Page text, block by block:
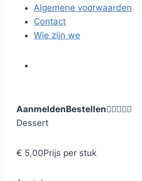
Algemene voorwaarden
Contact
Wie zijn we
AanmeldenBestellen
Dessert
€ 5,00Prijs per stuk